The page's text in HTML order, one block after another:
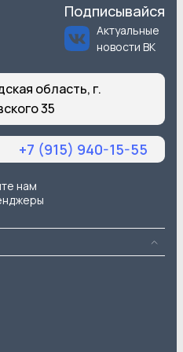
Подписывайся
Актуальные
новости ВК
область, г.
35
+7 (915) 940-15-55
нам